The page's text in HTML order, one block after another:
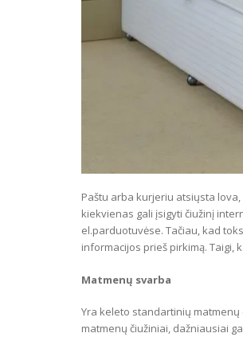
Paštu arba kurjeriu atsiųsta
kiekvienas gali įsigyti čiužinį
el.parduotuvėse. Tačiau, kad
informacijos prieš pirkimą. Taigi,
Matmenų svarba
Yra keleto standartinių
matmenų čiužiniai, dažniausiai